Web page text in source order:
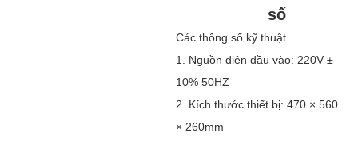
số
Các thông số kỹ thuật
1. Nguồn điện đầu vào: 220V ±
10% 50HZ
2. Kích thước thiết bị: 470 × 560
× 260mm